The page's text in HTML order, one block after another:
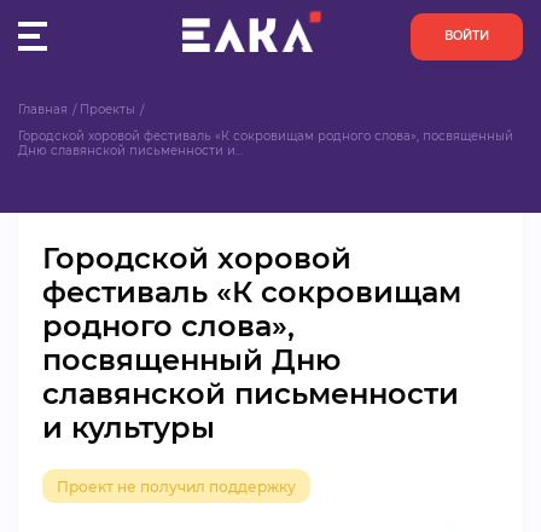
ВОЙТИ
ПУЛЬС
ОРГАНИЗАЦИИ
АКТИВИСТЫ
ПРОЕКТЫ
АНАЛИТИКА
БАЗА ЗНАНИЙ
Главная
Проекты
Городской хоровой фестиваль «К сокровищам родного слова», посвященный
Дню славянской письменности и...
Городской хоровой
фестиваль «К сокровищам
родного слова»,
посвященный Дню
славянской письменности
и культуры
Проект не получил поддержку